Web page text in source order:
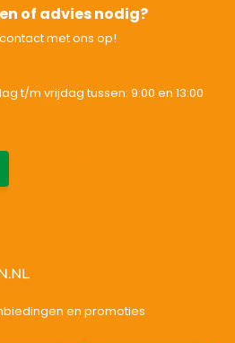
of advies nodig?
met ons op!
t/m vrijdag tussen: 9:00 en 13:00
en promoties